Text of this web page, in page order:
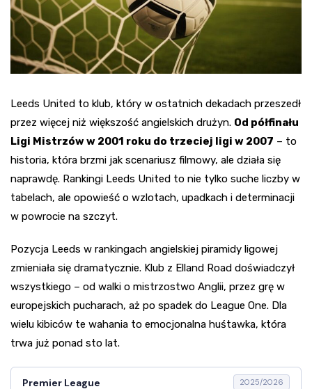
Leeds United to klub, który w ostatnich dekadach przeszedł
przez więcej niż większość angielskich drużyn. Od półfinału
Ligi Mistrzów w 2001 roku do trzeciej ligi w 2007 – to
historia, która brzmi jak scenariusz filmowy, ale działa się
naprawdę. Rankingi Leeds United to nie tylko suche liczby w
tabelach, ale opowieść o wzlotach, upadkach i determinacji
w powrocie na szczyt.
Pozycja Leeds w rankingach angielskiej piramidy ligowej
zmieniała się dramatycznie. Klub z Elland Road doświadczył
wszystkiego – od walki o mistrzostwo Anglii, przez grę w
europejskich pucharach, aż po spadek do League One. Dla
wielu kibiców te wahania to emocjonalna huśtawka, która
trwa już ponad sto lat.
Premier League 2025/2026